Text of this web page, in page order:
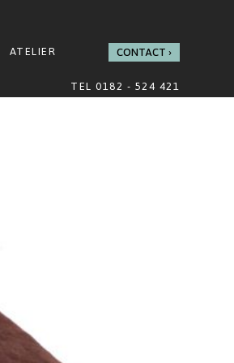
ATELIER CONTACT
TEL 0182 - 524 421